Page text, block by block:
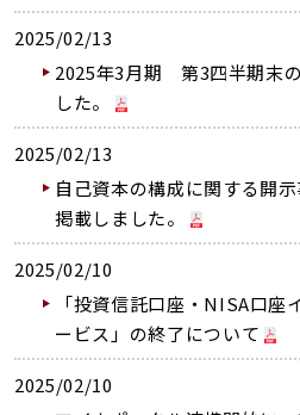
2025/02/13
2025年3月期 第3四半期末
した。
2025/02/13
自己資本の構成に関する開
掲載しました。
2025/02/10
「投資信託口座・NISA口座
ービス」の終了について
2025/02/10